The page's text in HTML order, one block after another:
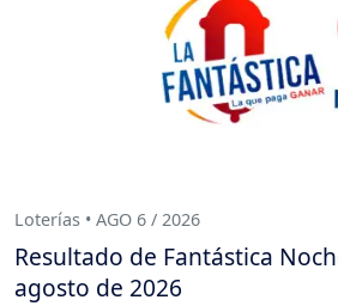
Loterías • AGO 6 / 2026
Resultado de Fantástica
agosto de 2026